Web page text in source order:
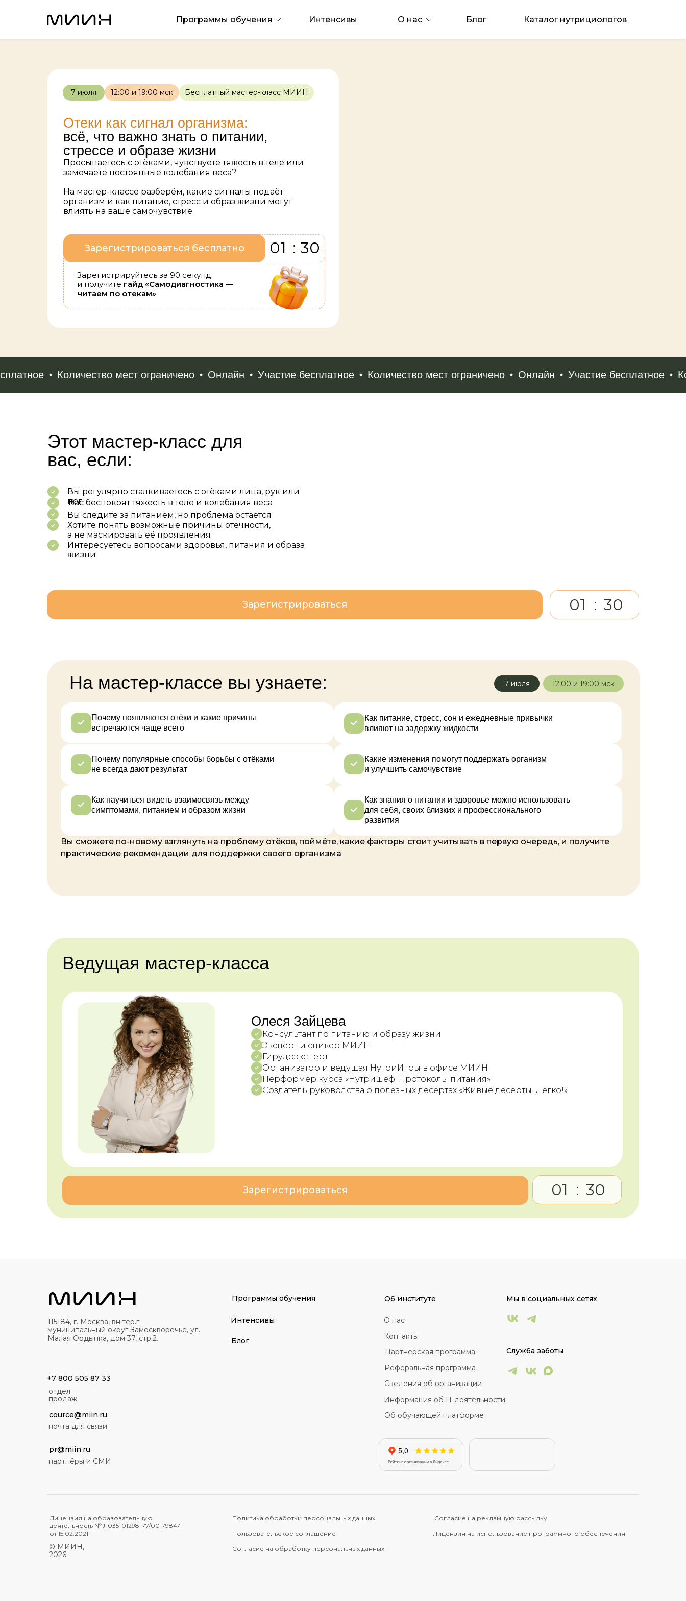
О нас Каталог нутрициологов
Программы обучения Блог
Интенсивы
7 июля 12:00 и 19:00 мск Бесплатный мастер-класс МИИН
Зарегистрируйтесь за 90 секунд
и получите гайд «Самодиагностика —
читаем по отекам»
Отеки как сигнал организма:
всё, что важно знать о питании,
стрессе и образе жизни
Просыпаетесь с отёками, чувствуете тяжесть в теле или
замечаете постоянные колебания веса?
На мастер-классе разберём, какие сигналы подаёт
организм и как питание, стресс и образ жизни могут
влиять на ваше самочувствие.
Зарегистрироваться бесплатно 01 : 30
Количество мест ограничено Онлайн Участие бесплатное Количество мест ограничено Онлайн Участие бесплатное
Этот мастер-класс для
вас, если:
Вы регулярно сталкиваетесь с отёками лица, рук или
ног
Вас беспокоят тяжесть в теле и колебания веса
Вы следите за питанием, но проблема остаётся
Хотите понять возможные причины отёчности,
а не маскировать её проявления
Интересуетесь вопросами здоровья, питания и образа
жизни
Зарегистрироваться 01 : 30
На мастер-классе вы узнаете: 12:00 и 19:00 мск
7 июля
Почему появляются отёки и какие причины
встречаются чаще всего
Как питание, стресс, сон и ежедневные привычки
влияют на задержку жидкости
Почему популярные способы борьбы с отёками
не всегда дают результат
Какие изменения помогут поддержать организм
и улучшить самочувствие
Как научиться видеть взаимосвязь между
симптомами, питанием и образом жизни
Как знания о питании и здоровье можно использовать
для себя, своих близких и профессионального
развития
Вы сможете по-новому взглянуть на проблему отёков, поймёте, какие факторы стоит учитывать в первую очередь, и получите
практические рекомендации для поддержки своего организма
Ведущая мастер-класса
Олеся Зайцева
Консультант по питанию и образу жизни
Эксперт и спикер МИИН
Гирудоэксперт
Организатор и ведущая НутриИгры в офисе МИИН
Перформер курса «Нутришеф. Протоколы питания»
Создатель руководства о полезных десертах «Живые десерты. Легко!»
Зарегистрироваться 01 : 30
Об институте
О нас
Контакты
Партнерская программа
Реферальная программа
Сведения об организации
Информация об IT деятельности
Об обучающей платформе
115184, г. Москва, вн.тер.г.
муниципальный округ Замоскворечье, ул.
Малая Ордынка, дом 37, стр.2.
pr@miin.ru
Лицензия на образовательную
деятельность № Л035-01298-77/00179847
от 15.02.2021
Интенсивы
отдел
продаж
+7 800 505 87 33
© МИИН,
2026
Блог
Политика обработки персональных данных
Пользовательское соглашение
Согласие на обработку персональных данных
Согласие на рекламную рассылку
Лицензия на использование программного обеспечения
Программы обучения Мы в социальных сетях
партнёры и СМИ
почта для связи
cource@miin.ru
Служба заботы